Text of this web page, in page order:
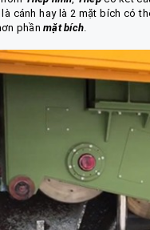
cánh hay là 2 mặt bích có
phần mặt bích.